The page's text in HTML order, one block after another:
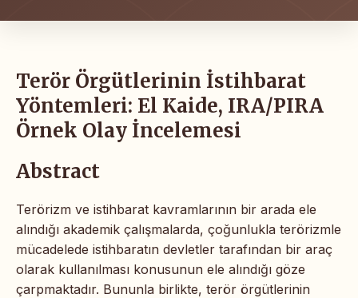
Terör Örgütlerinin İstihbarat
Yöntemleri: El Kaide, IRA/PIRA
Örnek Olay İncelemesi
Abstract
Terörizm ve istihbarat kavramlarının bir arada ele
alındığı akademik çalışmalarda, çoğunlukla terörizmle
mücadelede istihbaratın devletler tarafından bir araç
olarak kullanılması konusunun ele alındığı göze
çarpmaktadır. Bununla birlikte, terör örgütlerinin